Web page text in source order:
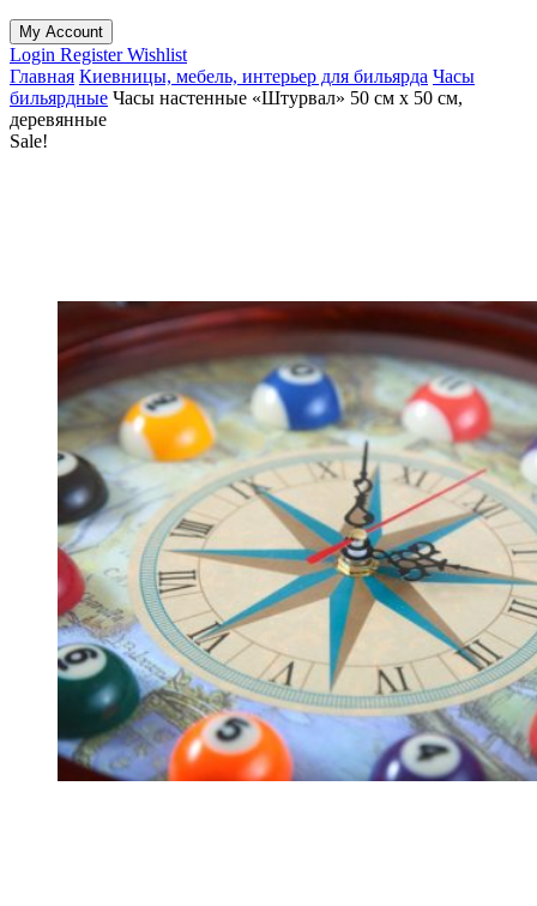
My Account
Login RegisterWishlist
Главная Киевницы, мебель, интерьер для бильярда Часы
бильярдные Часы настенные «Штурвал» 50 см х 50 см,
деревянные
Sale!